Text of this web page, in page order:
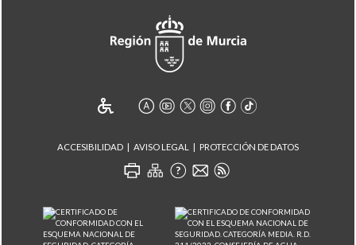
ACCESIBILIDAD AVISO LEGAL PROTECCIÓN DE DATOS